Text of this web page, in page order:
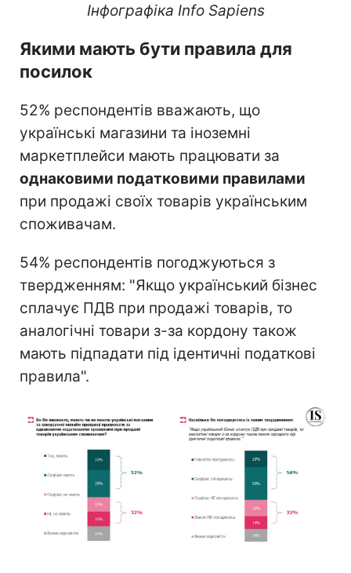
Інфографіка Info Sapiens
Якими мають бути правила для
посилок
52% респондентів вважають, що
українські магазини та іноземні
маркетплейси мають працювати за
однаковими податковими правилами
при продажі своїх товарів українським
споживачам.
54% респондентів погоджуються з
твердженням: "Якщо український бізнес
сплачує ПДВ при продажі товарів, то
аналогічні товари з-за кордону також
мають підпадати під ідентичні податкові
правила".